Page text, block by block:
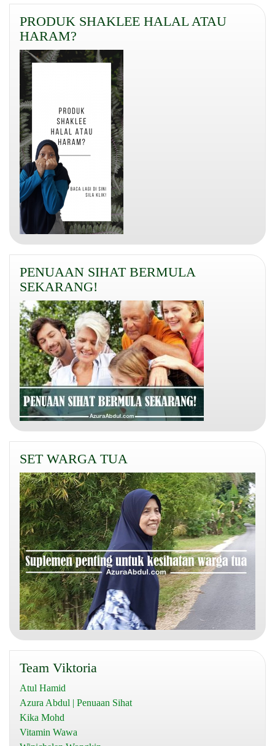
PRODUK SHAKLEE HALAL ATAU
HARAM?
PENUAAN SIHAT BERMULA
SEKARANG!
SET WARGA TUA
Team Viktoria
Atul Hamid
Azura Abdul | Penuaan Sihat
Kika Mohd
Vitamin Wawa